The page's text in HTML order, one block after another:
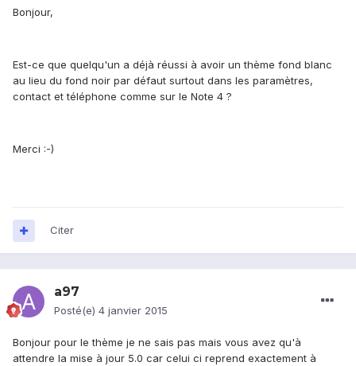
Bonjour,
Est-ce que quelqu'un a déjà réussi à avoir un thème fond blanc
au lieu du fond noir par défaut surtout dans les paramètres,
contact et téléphone comme sur le Note 4 ?
Merci :-)
Citer
a97
Posté(e) 4 janvier 2015
Bonjour pour le thème je ne sais pas mais vous avez qu'à
attendre la mise à jour 5.0 car celui ci reprend exactement à